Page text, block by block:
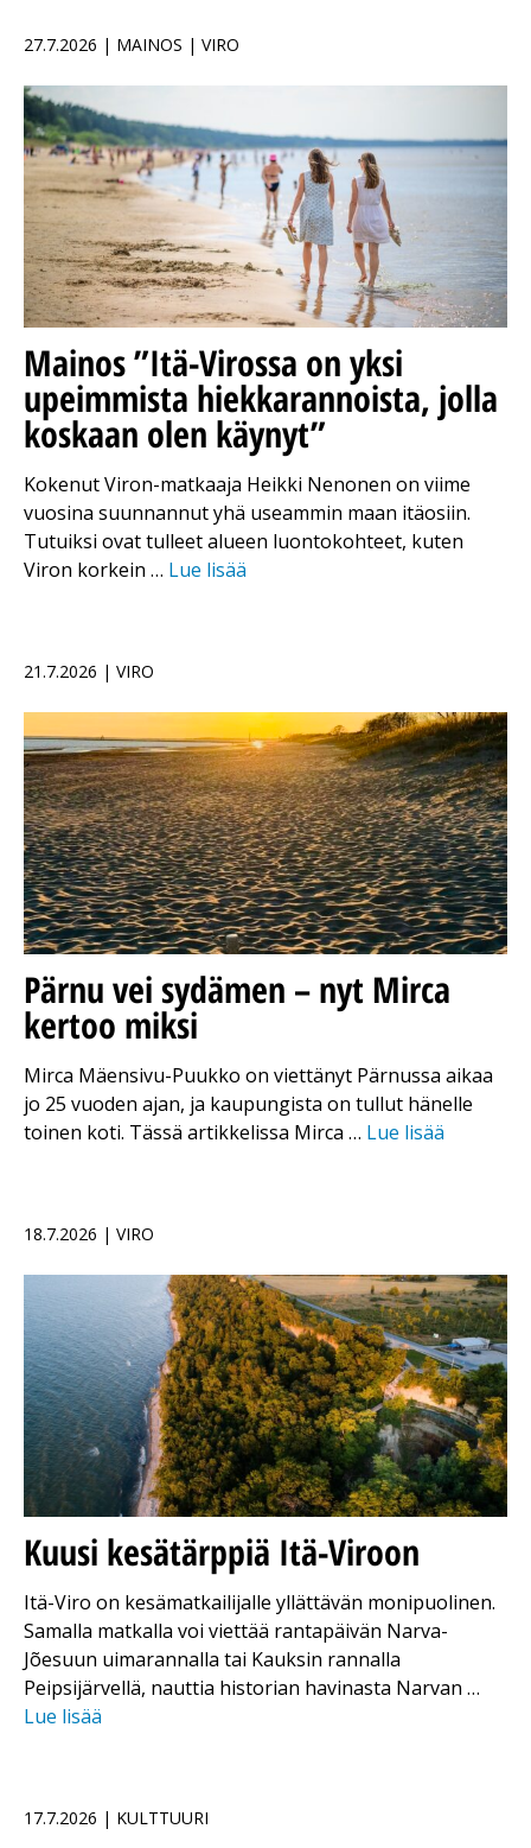
27.7.2026 | MAINOS | VIRO
Mainos”Itä-Virossa on yksi
upeimmista hiekkarannoista, jolla
koskaan olen käynyt”
Kokenut Viron-matkaaja Heikki Nenonen on viime
vuosina suunnannut yhä useammin maan itäosiin.
Tutuiksi ovat tulleet alueen luontokohteet, kuten
Viron korkein … Lue lisää
21.7.2026 | VIRO
Pärnu vei sydämen – nyt Mirca
kertoo miksi
Mirca Mäensivu-Puukko on viettänyt Pärnussa aikaa
jo 25 vuoden ajan, ja kaupungista on tullut hänelle
toinen koti. Tässä artikkelissa Mirca … Lue lisää
18.7.2026 | VIRO
Kuusi kesätärppiä Itä-Viroon
Itä-Viro on kesämatkailijalle yllättävän monipuolinen.
Samalla matkalla voi viettää rantapäivän Narva-
Jõesuun uimarannalla tai Kauksin rannalla
Peipsijärvellä, nauttia historian havinasta Narvan …
Lue lisää
17.7.2026 | KULTTUURI